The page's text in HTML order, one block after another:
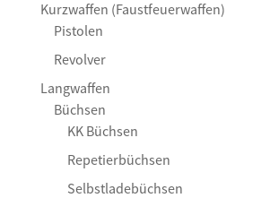
Kurzwaffen (Faustfeuerwaffen)
Pistolen
Revolver
Langwaffen
Büchsen
KK Büchsen
Repetierbüchsen
Selbstladebüchsen